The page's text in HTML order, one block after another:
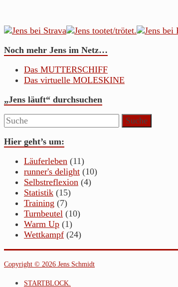
Noch mehr Jens im Netz…
Das MUTTERSCHIFF
Das virtuelle MOLESKINE
„Jens läuft“ durchsuchen
Hier geht’s um:
Läuferleben (11)
runner's delight (10)
Selbstreflexion (4)
Statistik (15)
Training (7)
Turnbeutel (10)
Warm Up (1)
Wettkampf (24)
Copyright © 2026 Jens Schmidt
STARTBLOCK.